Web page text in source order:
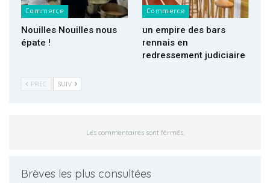
Commerce
Nouilles Nouilles nous
épate !
Commerce
un empire des bars
rennais en
redressement judiciaire
PREC SUIV
Les commentaires sont fermés.
Brèves les plus consultées